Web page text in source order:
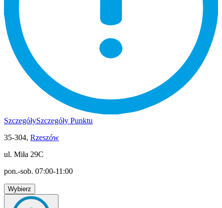
SzczegółySzczegóły Punktu
35-304, Rzeszów
ul. Miła 29C
pon.-sob. 07:00-11:00
Wybierz